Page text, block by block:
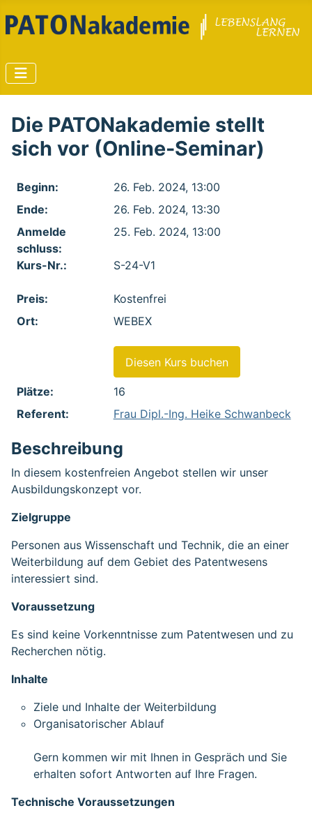
Die PATONakademie stellt
sich vor (Online-Seminar)
Beginn:
26. Feb. 2024, 13:00
Ende:
26. Feb. 2024, 13:30
Anmelde​
schluss:
25. Feb. 2024, 13:00
Kurs-Nr.: S-24-V1
Preis:
Kostenfrei
Ort:
WEBEX
Diesen Kurs buchen
Plätze:
16
Referent:
Frau Dipl.-Ing. Heike Schwanbeck
Beschreibung
In diesem kostenfreien Angebot stellen wir unser
Ausbildungskonzept vor.
Zielgruppe
Personen aus Wissenschaft und Technik, die an einer
Weiterbildung auf dem Gebiet des Patentwesens
interessiert sind.
Voraussetzung
Es sind keine Vorkenntnisse zum Patentwesen und zu
Recherchen nötig.
Inhalte
Ziele und Inhalte der Weiterbildung
Organisatorischer Ablauf
Gern kommen wir mit Ihnen in Gespräch und Sie
erhalten sofort Antworten auf Ihre Fragen.
Technische Voraussetzungen